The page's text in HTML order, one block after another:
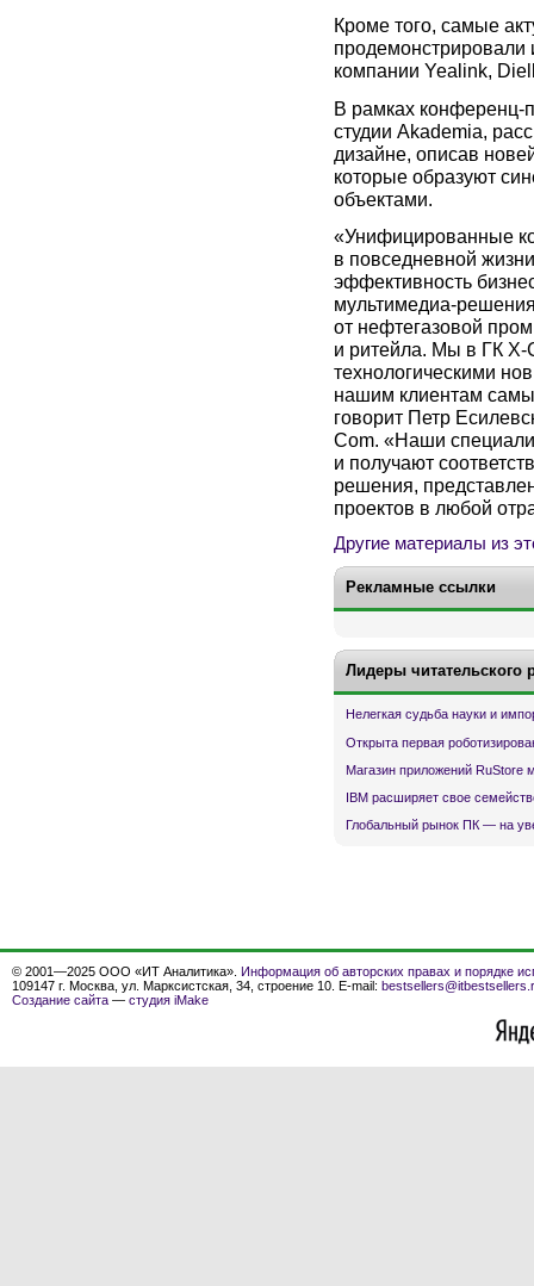
Кроме того, самые
компании Yealink,
В рамках конференц-
студии Akademia,
дизайне, описав
которые образуют
объектами.
«Унифицированные
в повседневной
эффективность
мультимедиа-
от нефтегазовой
и ритейла. Мы в ГК
технологическими
нашим клиентам
говорит Петр
Com. «Наши
и получают
решения,
проектов в любой
Другие материалы из
Рекламные ссылки
Лидеры читательского
Нелегкая судьба науки и
Открыта первая
Магазин приложений RuStore
IBM расширяет свое
Глобальный рынок ПК — на
© 2001—2025 ООО «ИТ Аналитика». Информация об авторских правах и порядке
109147 г. Москва, ул. Марксистская, 34, строение 10. E-mail:
Создание сайта — студия iMake